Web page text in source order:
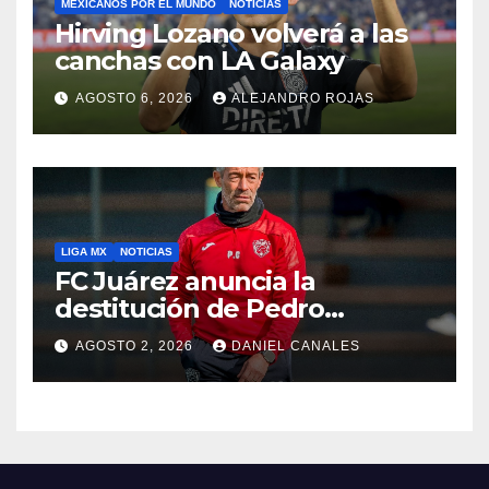
MEXICANOS POR EL MUNDO NOTICIAS
Hirving Lozano volverá a las
canchas con LA Galaxy
AGOSTO 6, 2026 ALEJANDRO ROJAS
LIGA MX NOTICIAS
FC Juárez anuncia la
destitución de Pedro
Caixinha
AGOSTO 2, 2026 DANIEL CANALES